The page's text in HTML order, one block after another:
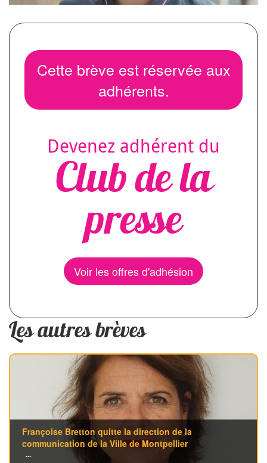
Cette brève est réservée aux
adhérents.
Devenez adhérent du
Club de la
presse
Voir les offres d'adhésion
Les autres brèves
Françoise Bretton quitte la direction de la
communication de la Ville de Montpellier
...